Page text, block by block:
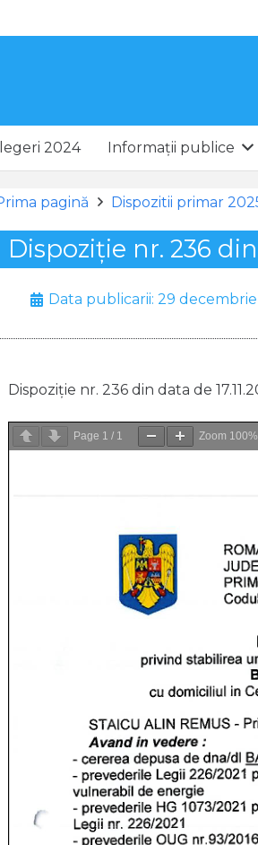
2024 Informații publice
pagină Dispozitii primar
Dispoziție nr. 236 din
Data publicarii:29
Dispoziție nr. 236 din data de
Page 1 / 1 Zoom 100%